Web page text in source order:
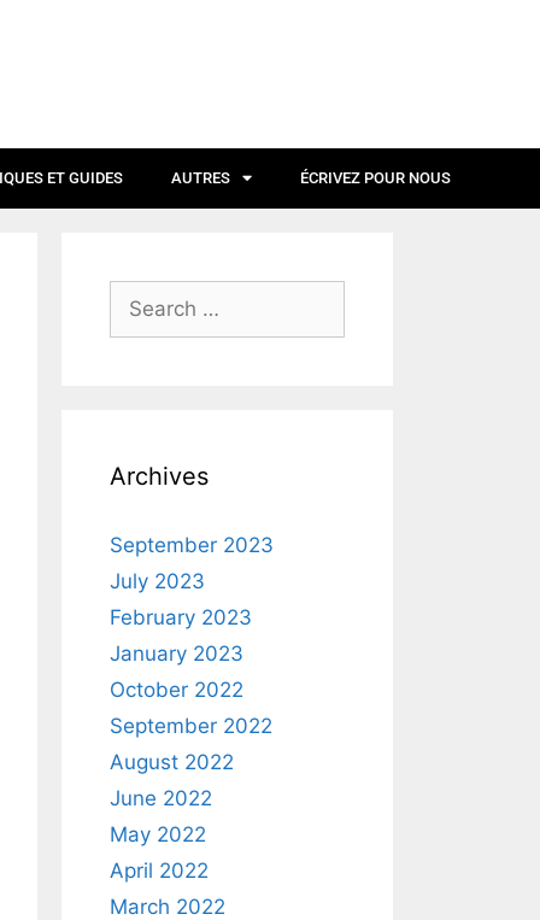
ET GUIDES AUTRES ÉCRIVEZ POUR NOUS
Archives
September 2023
July 2023
February 2023
January 2023
October 2022
September 2022
August 2022
June 2022
May 2022
April 2022
March 2022